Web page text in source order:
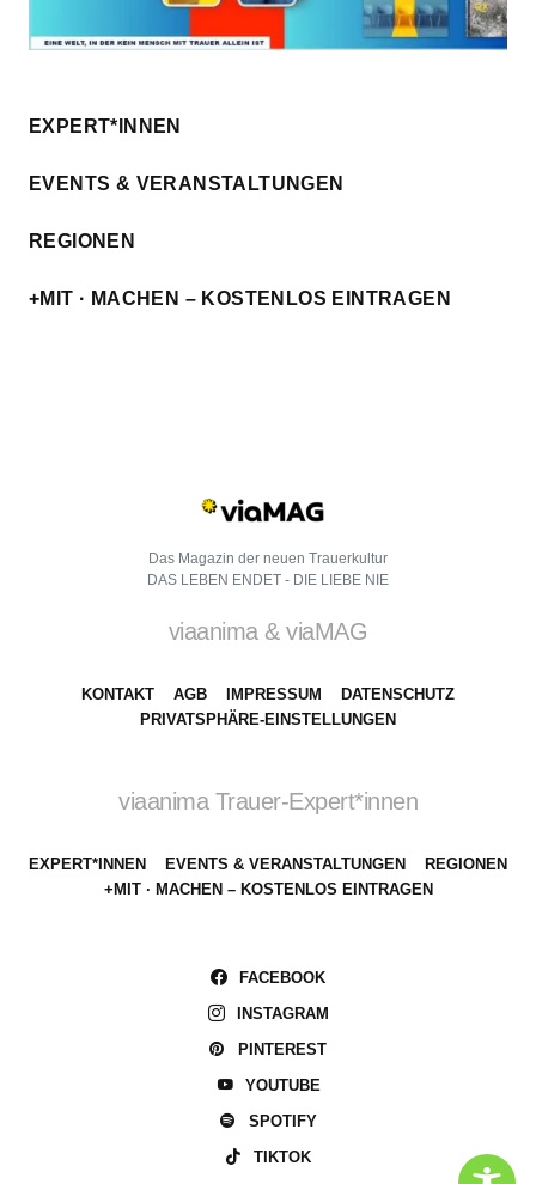
EXPERT*INNEN
EVENTS & VERANSTALTUNGEN
REGIONEN
+MIT · MACHEN – KOSTENLOS EINTRAGEN
Das Magazin der neuen Trauerkultur
DAS LEBEN ENDET - DIE LIEBE NIE
viaanima & viaMAG
KONTAKT AGB IMPRESSUM
DATENSCHUTZ
PRIVATSPHÄRE-EINSTELLUNGEN
viaanima Trauer-Expert*innen
EXPERT*INNEN EVENTS & VERANSTALTUNGEN
REGIONEN
+MIT · MACHEN – KOSTENLOS EINTRAGEN
FACEBOOK
INSTAGRAM
PINTEREST
YOUTUBE
SPOTIFY
TIKTOK